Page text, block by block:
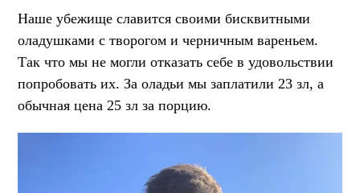
Наше убежище славится своими бисквитными
оладушками с творогом и черничным вареньем.
Так что мы не могли отказать себе в удовольствии
попробовать их. За оладьи мы заплатили 23 зл, а
обычная цена 25 зл за порцию.